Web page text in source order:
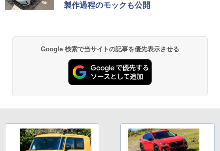
製作過程のモックも公開
Google 検索で当サイトの記事を優先表示させる